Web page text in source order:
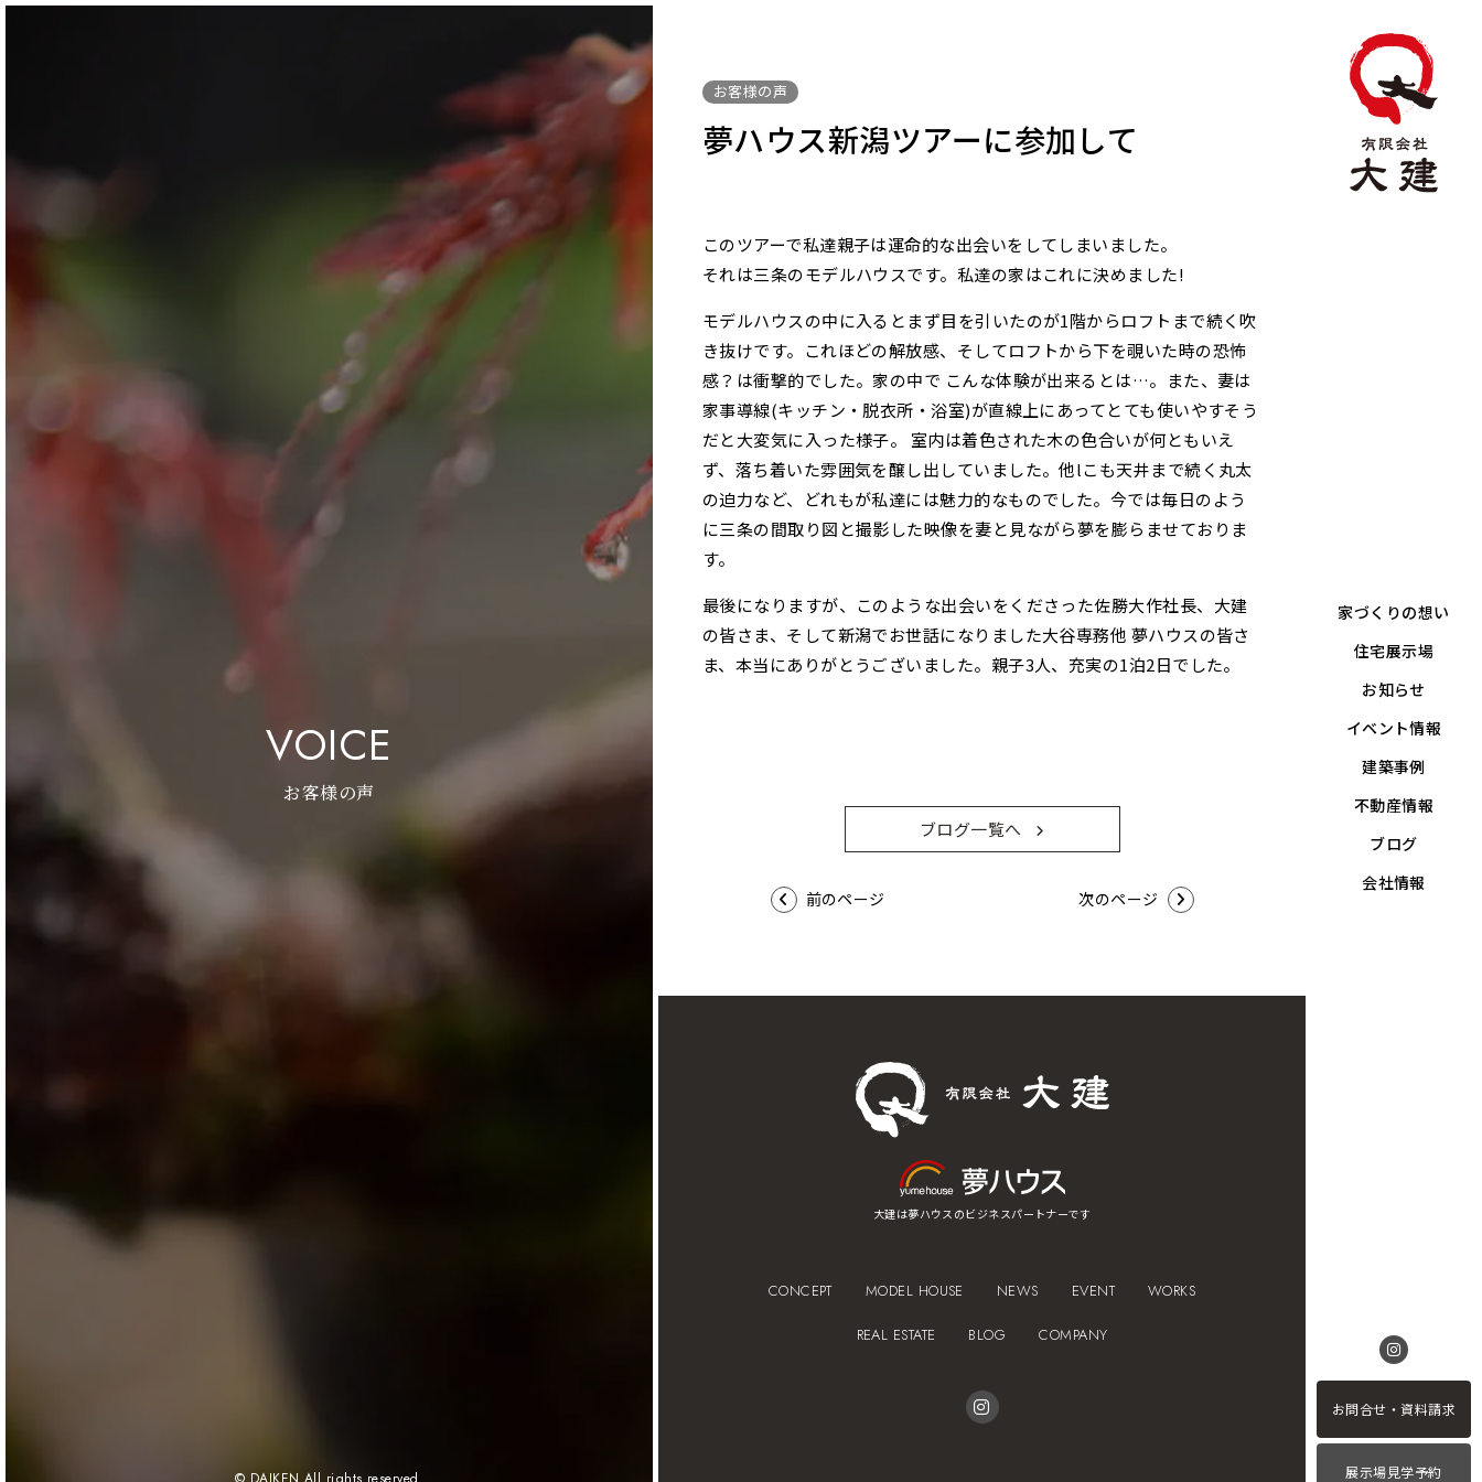
VOICE
お客様の声
家づくりの想い
住宅展示場
お知らせ
イベント情報
建築事例
不動産情報
ブログ
会社情報
お問合せ・資料請求
展示場見学予約
お客様の声
夢ハウス新潟ツアーに参加して
このツアーで私達親子は運命的な出会いをしてしまいました。
それは三条のモデルハウスです。私達の家はこれに決めました!
モデルハウスの中に入るとまず目を引いたのが1階からロフトまで続く吹
き抜けです。これほどの解放感、そしてロフトから下を覗いた時の恐怖
感？は衝撃的でした。家の中で こんな体験が出来るとは…。また、妻は
家事導線(キッチン・脱衣所・浴室)が直線上にあってとても使いやすそう
だと大変気に入った様子。 室内は着色された木の色合いが何ともいえ
ず、落ち着いた雰囲気を醸し出していました。他lこも天井まで続く丸太
の迫力など、どれもが私達には魅力的なものでした。今では毎日のよう
に三条の間取り図と撮影した映像を妻と見ながら夢を膨らませておりま
す。
最後になりますが、このような出会いをくださった佐勝大作社長、大建
の皆さま、そして新潟でお世話になりました大谷専務他 夢ハウスの皆さ
ま、本当にありがとうございました。親子3人、充実の1泊2日でした。
ブログ一覧へ
前のページ 次のページ
大建は夢ハウスのビジネスパートナーです
CONCEPT MODEL HOUSE NEWS EVENT WORKS
REAL ESTATE BLOG COMPANY